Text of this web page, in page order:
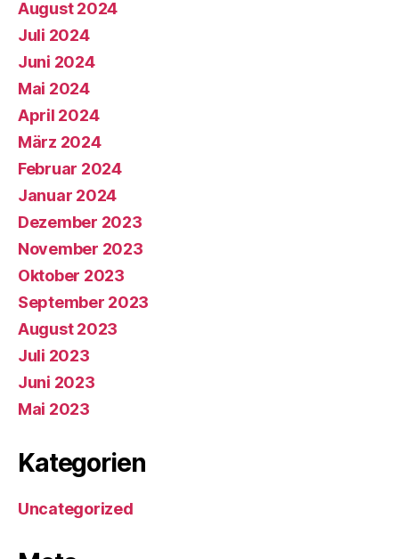
August 2024
Juli 2024
Juni 2024
Mai 2024
April 2024
März 2024
Februar 2024
Januar 2024
Dezember 2023
November 2023
Oktober 2023
September 2023
August 2023
Juli 2023
Juni 2023
Mai 2023
Kategorien
Uncategorized